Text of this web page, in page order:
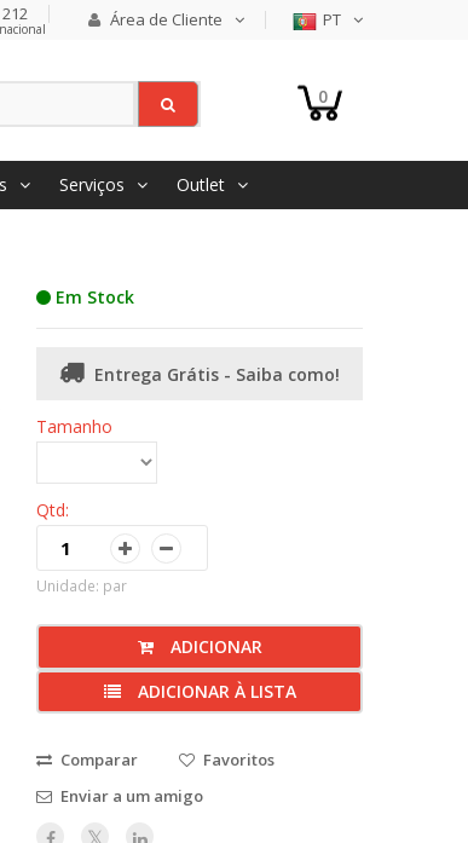
Área de Cliente PT
0
Serviços Outlet
Em Stock
Entrega Grátis - Saiba como!
Tamanho
Qtd:
Unidade: par
ADICIONAR
ADICIONAR À LISTA
Comparar
Favoritos
Enviar a um amigo